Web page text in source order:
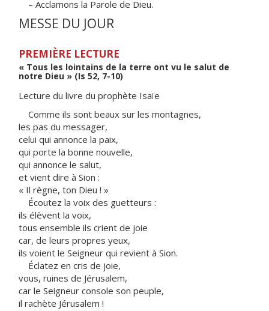
– Acclamons la Parole de Dieu.
MESSE DU JOUR
PREMIÈRE LECTURE
« Tous les lointains de la terre ont vu le salut de
notre Dieu » (Is 52, 7-10)
Lecture du livre du prophète Isaïe
Comme ils sont beaux sur les montagnes,
les pas du messager,
celui qui annonce la paix,
qui porte la bonne nouvelle,
qui annonce le salut,
et vient dire à Sion :
« Il règne, ton Dieu ! »
Écoutez la voix des guetteurs :
ils élèvent la voix,
tous ensemble ils crient de joie
car, de leurs propres yeux,
ils voient le Seigneur qui revient à Sion.
Éclatez en cris de joie,
vous, ruines de Jérusalem,
car le Seigneur console son peuple,
il rachète Jérusalem !